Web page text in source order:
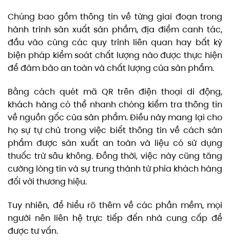
Chúng bao gồm thông tin về từng giai đoạn trong
hành trình sản xuất sản phẩm, địa điểm canh tác,
đầu vào cùng các quy trình liên quan hay bất kỳ
biện pháp kiểm soát chất lượng nào được thực hiện
để đảm bảo an toàn và chất lượng của sản phẩm.
Bằng cách quét mã QR trên điện thoại di động,
khách hàng có thể nhanh chóng kiểm tra thông tin
về nguồn gốc của sản phẩm. Điều này mang lại cho
họ sự tự chủ trong việc biết thông tin về cách sản
phẩm được sản xuất an toàn và liệu có sử dụng
thuốc trừ sâu không. Đồng thời, việc này cũng tăng
cường lòng tin và sự trung thành từ phía khách hàng
đối với thương hiệu.
Tuy nhiên, để hiểu rõ thêm về các phần mềm, mọi
người nên liên hệ trực tiếp đến nhà cung cấp để
được tư vấn.